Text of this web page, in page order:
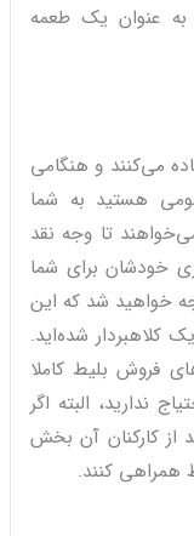
به عنوان یک طعمه
می‌کنند و هنگامی
هستید به شما
تا وجه نقد
خودشان برای شما
خواهید شد که این
کلاهبردار شده‌اید.
فروش بلیط کاملا
ندارید، البته اگر
از کارکنان آن بخش
همراهی کنند.